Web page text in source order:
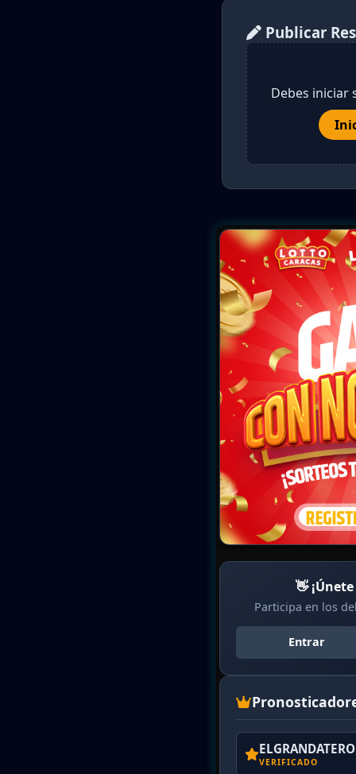
Publicar
Debes iniciar
👋
Participa en los
Entrar
VERIFICADO